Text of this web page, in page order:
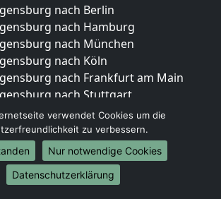
nach Berlin
nach Hamburg
nach München
nach Köln
nach Frankfurt am Main
nach Stuttgart
nach Düsseldorf
nach Leipzig
nach Dortmund
nach Essen
nach Bremen
verwendet Cookies um die
zu verbessern.
Nur notwendige Cookies
Datenschutzerklärung